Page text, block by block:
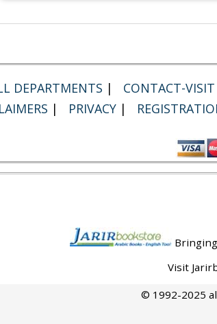
DEPARTMENTS | CONTACT-
| PRIVACY |
Visit
© 1992-2025